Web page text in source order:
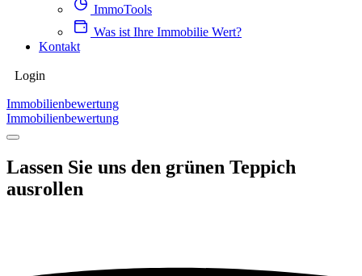
ImmoTools
Was ist Ihre Immobilie Wert?
Kontakt
Login
Immobilienbewertung
Immobilienbewertung
Lassen Sie uns den grünen Teppich
ausrollen